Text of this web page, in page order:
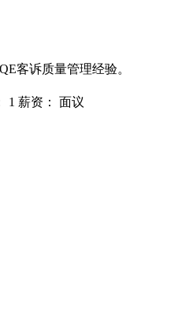
客诉质量管理经验。
1 薪资： 面议